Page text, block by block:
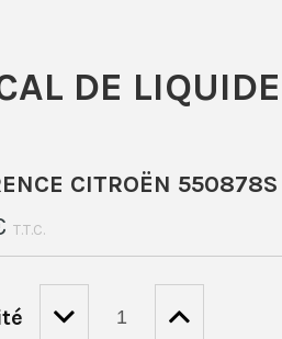
DE
CITROËN 550878S
T.T.C.